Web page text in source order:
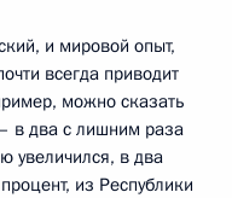
и мировой опыт,
всегда приводит
можно сказать
в два с лишним раза
увеличился, в два
из Республики